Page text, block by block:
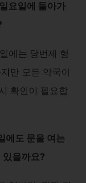
요일에 돌아가
에는 당번제 형
만 모든 약국이
확인이 필요합
에도 문을 여는
있을까요?